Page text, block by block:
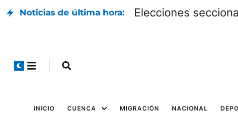
Noticias de última hora: Elecciones
INICIO CUENCA MIGRACIÓN NACIONAL